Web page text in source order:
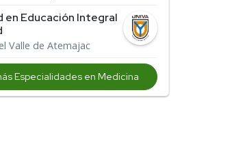
en Educación Integral
Valle de Atemajac
Especialidades en Medicina